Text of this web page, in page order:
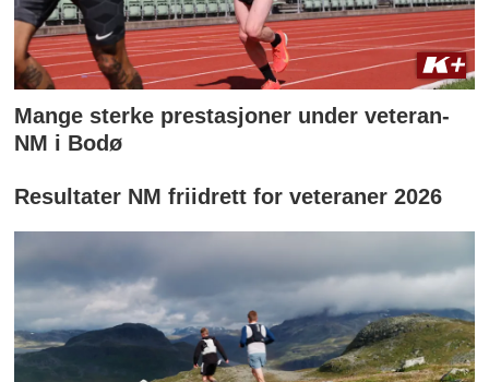
Mange sterke prestasjoner under veteran-
NM i Bodø
Resultater NM friidrett for veteraner 2026